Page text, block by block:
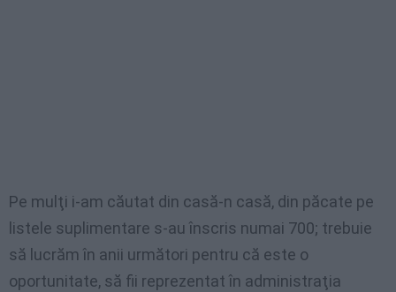
Pe mulţi i-am căutat din casă-n casă, din păcate pe
listele suplimentare s-au înscris numai 700; trebuie
să lucrăm în anii următori pentru că este o
oportunitate, să fii reprezentat în administraţia